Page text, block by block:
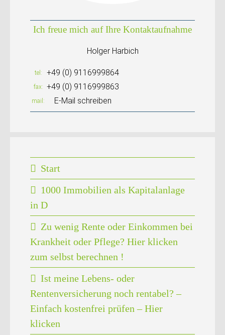
Ich freue mich auf Ihre Kontaktaufnahme
Holger Harbich
tel +49 (0) 9116999864
fax +49 (0) 9116999863
mail E-Mail schreiben
Start
1000 Immobilien als Kapitalanlage
in D
Zu wenig Rente oder Einkommen bei
Krankheit oder Pflege? Hier klicken
zum selbst berechnen !
Ist meine Lebens- oder
Rentenversicherung noch rentabel? –
Einfach kostenfrei prüfen – Hier
klicken